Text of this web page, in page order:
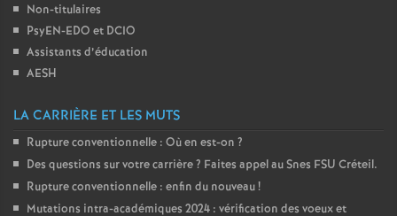
Non-titulaires
PsyEN-EDO et DCIO
Assistants d’éducation
AESH
LA CARRIÈRE ET LES MUTS
Rupture conventionnelle : Où en est-on ?
Des questions sur votre carrière? Faites appel au Snes FSU Créteil.
Rupture conventionnelle : enfin du nouveau!
Mutations intra-académiques 2024 : vérification des voeux et